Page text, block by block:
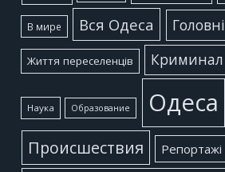
В мире Вся Одеса Головні
Життя переселенців Криминал
Наука Образование Одеса
Происшествия Репортажі